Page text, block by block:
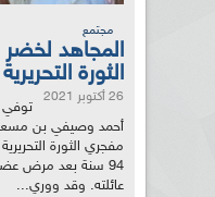
مجتمع
المجاهد
الثورة
26 أكتوبر 2021
توفي
أحمد وصيفي بن
مفجري الثورة
94 سنة بعد مرض
عائلته. وقد ووري...